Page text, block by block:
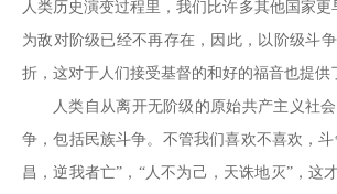
人类历史演变过程里，我们比许多其他国家
为敌对阶级已经不再存在，因此，以阶级斗
折，这对于人们接受基督的和好的福音也提
人类自从离开无阶级的原始共产主义社
争，包括民族斗争。不管我们喜欢不喜欢，
昌，逆我者亡”，“人不为己，天诛地灭”，